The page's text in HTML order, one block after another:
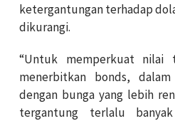
ketergantungan terhadap
dikurangi.
“Untuk memperkuat nilai
menerbitkan bonds,
dengan bunga yang lebih
tergantung terlalu